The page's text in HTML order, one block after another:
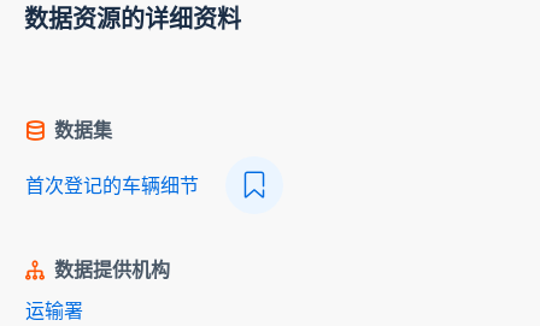
数据资源的详细资料
数据集
首次登记的车辆细节
数据提供机构
运输署